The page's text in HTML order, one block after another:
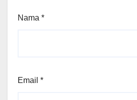
Nama *
Email *